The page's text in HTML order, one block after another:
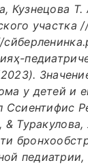
Кузнецова
участка
у детей и
Сcиентифиc
педиатрии,